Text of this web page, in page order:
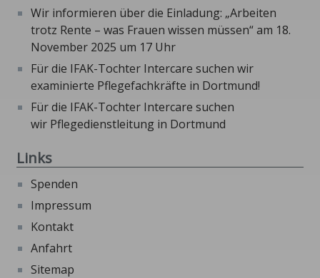
Wir informieren über die Einladung: „Arbeiten
trotz Rente – was Frauen wissen müssen“ am 18.
November 2025 um 17 Uhr
Für die IFAK-Tochter Intercare suchen wir
examinierte Pflegefachkräfte in Dortmund!
Für die IFAK-Tochter Intercare suchen
wir Pflegedienstleitung in Dortmund
Links
Spenden
Impressum
Kontakt
Anfahrt
Sitemap